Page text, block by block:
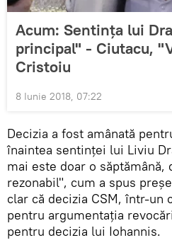
Acum: Sentința lui
principal" - Ciutacu,
Cristoiu
8 Iunie 2018, 07:22
Decizia a fost amânată
înaintea sentinței lui Liviu
mai este doar o
rezonabil", cum a spus
clar că decizia CSM, într-un
pentru argumentația
pentru decizia lui Iohannis.